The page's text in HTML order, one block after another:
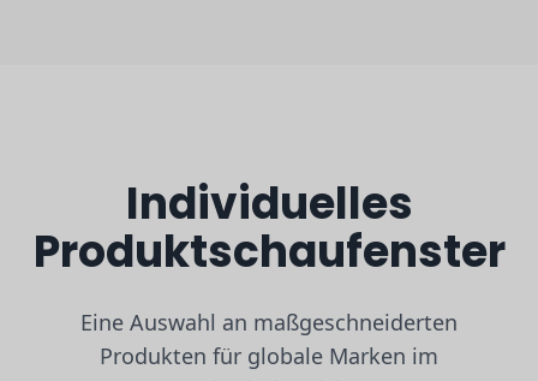
Individuelles
Produktschaufenster
Eine Auswahl an maßgeschneiderten
Produkten für globale Marken im